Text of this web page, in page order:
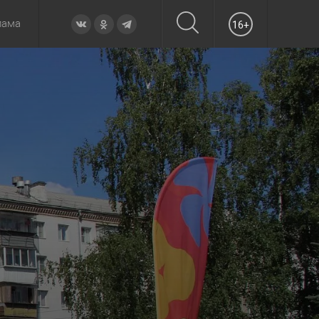
Образование Происшествия Официально
Вечерние Утренние
16+